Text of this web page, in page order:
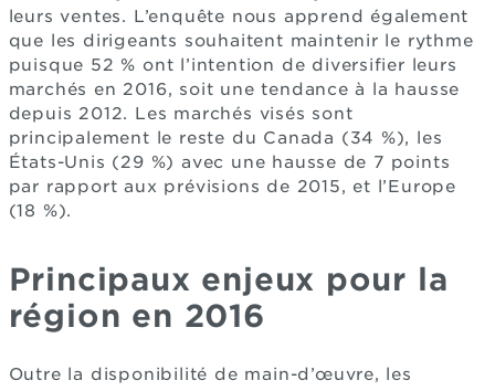
leurs ventes. L’enquête nous apprend également
que les dirigeants souhaitent maintenir le rythme
puisque 52 % ont l’intention de diversifier leurs
marchés en 2016, soit une tendance à la hausse
depuis 2012. Les marchés visés sont
principalement le reste du Canada (34 %), les
États-Unis (29 %) avec une hausse de 7 points
par rapport aux prévisions de 2015, et l’Europe
(18 %).
Principaux enjeux pour la
région en 2016
Outre la disponibilité de main-d’œuvre, les